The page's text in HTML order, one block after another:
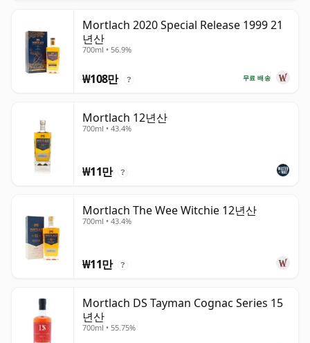
Mortlach 2020 Special Release 1999 21
년산
700ml • 56.9%
무료 배송
₩108만 ?
Mortlach 12년산
700ml • 43.4%
₩11만 ?
Mortlach The Wee Witchie 12년산
700ml • 43.4%
₩11만 ?
Mortlach DS Tayman Cognac Series 15
년산
700ml • 55.75%